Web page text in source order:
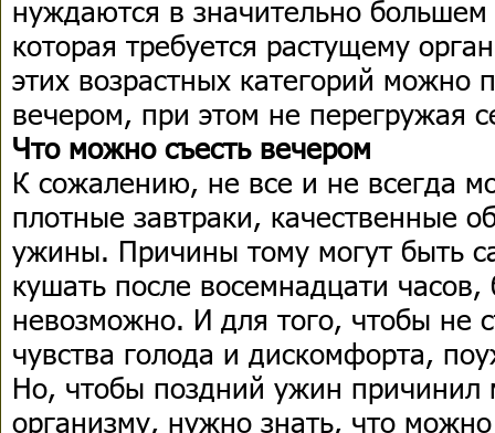
нуждаются в значительно большем
которая требуется растущему
этих возрастных категорий можно
вечером, при этом не перегружая
Что можно съесть вечером
К сожалению, не все и не всегда
плотные завтраки, качественные
ужины. Причины тому могут быть
кушать после восемнадцати часов,
невозможно. И для того, чтобы не
чувства голода и дискомфорта,
Но, чтобы поздний ужин причинил
организму, нужно знать, что